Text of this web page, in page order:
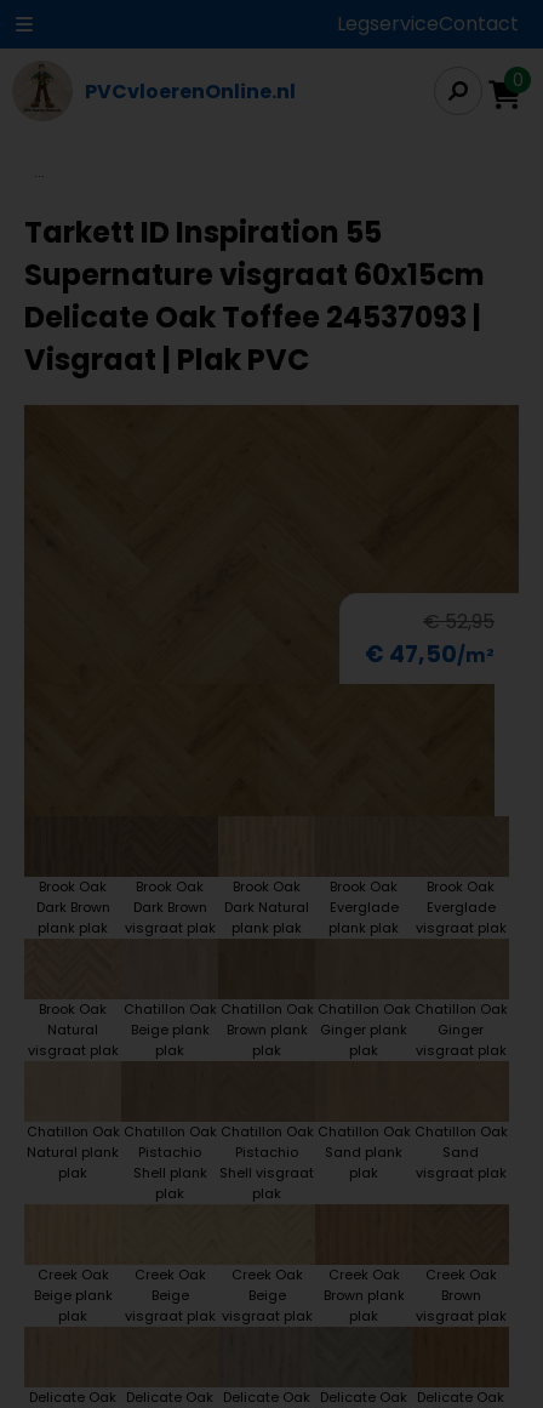
LegserviceContact
PVCvloerenOnline.nl 0
...
Tarkett ID Inspiration 55
Supernature visgraat 60x15cm
Delicate Oak Toffee 24537093 |
Visgraat | Plak PVC
€ 52,95
€ 47,50
Brook Oak
Dark Brown
plank plak
Brook Oak
Dark Brown
visgraat plak
Brook Oak
Dark Natural
plank plak
Brook Oak
Everglade
plank plak
Brook Oak
Everglade
visgraat plak
Brook Oak
Natural
visgraat plak
Chatillon Oak
Beige plank
plak
Chatillon Oak
Brown plank
plak
Chatillon Oak
Ginger plank
plak
Chatillon Oak
Ginger
visgraat plak
Chatillon Oak
Natural plank
plak
Chatillon Oak
Pistachio
Shell plank
plak
Chatillon Oak
Pistachio
Shell visgraat
plak
Chatillon Oak
Sand plank
plak
Chatillon Oak
Sand
visgraat plak
Creek Oak
Beige plank
plak
Creek Oak
Beige
visgraat plak
Creek Oak
Beige
visgraat plak
Creek Oak
Brown plank
plak
Creek Oak
Brown
visgraat plak
Delicate Oak
Delicate Oak
Delicate Oak
Delicate Oak
Delicate Oak